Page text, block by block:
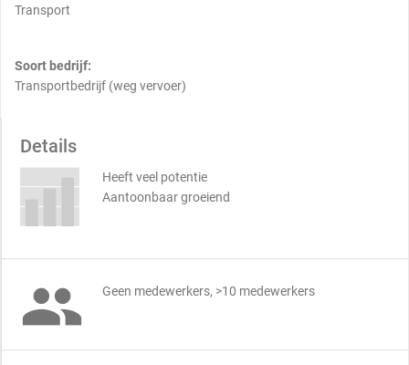
Transport
Soort bedrijf:
Transportbedrijf (weg vervoer)
Details
Heeft veel potentie
Aantoonbaar groeiend
 Geen medewerkers, >10 medewerkers